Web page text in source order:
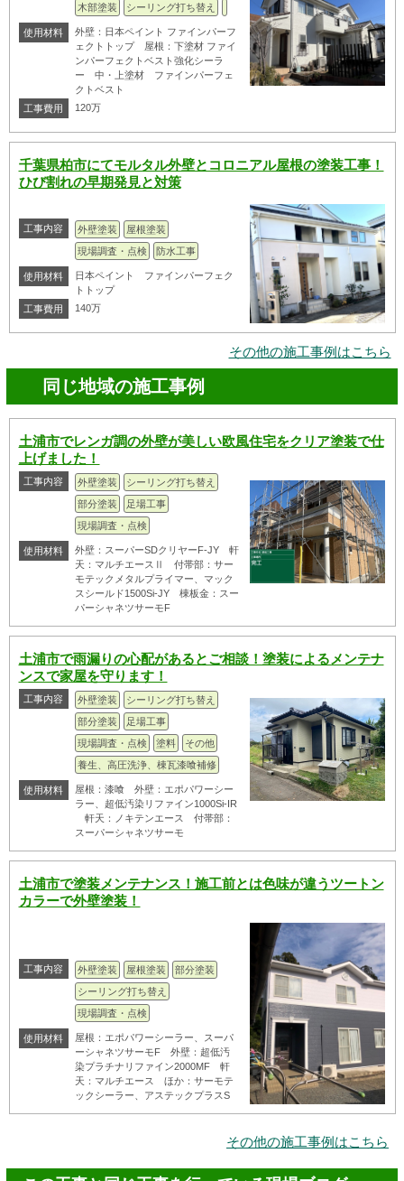
木部塗装
シーリング打ち替え
使用材料
外壁：日本ペイント ファインパーフ
ェクトトップ 屋根：下塗材 ファイ
ンパーフェクトベスト強化シーラ
ー 中・上塗材 ファインパーフェ
クトベスト
工事費用
120万
千葉県柏市にてモルタル外壁とコロニアル屋根の塗装工事！
ひび割れの早期発見と対策
工事内容 外壁塗装
屋根塗装
現場調査・点検
防水工事
使用材料
日本ペイント ファインパーフェク
トトップ
工事費用
140万
その他の施工事例はこちら
同じ地域の施工事例
土浦市でレンガ調の外壁が美しい欧風住宅をクリア塗装で仕
上げました！
工事内容 外壁塗装
シーリング打ち替え
部分塗装
足場工事
現場調査・点検
使用材料
外壁：スーパーSDクリヤーF-JY 軒
天：マルチエースⅡ 付帯部：サー
モテックメタルプライマー、マック
スシールド1500Si-JY 棟板金：スー
パーシャネツサーモF
土浦市で雨漏りの心配があるとご相談！塗装によるメンテナ
ンスで家屋を守ります！
工事内容 外壁塗装
シーリング打ち替え
部分塗装
足場工事
現場調査・点検
塗料
その他
養生、高圧洗浄、棟瓦漆喰補修
使用材料
屋根：漆喰 外壁：エポパワーシー
ラー、超低汚染リファイン1000Si-IR
軒天：ノキテンエース 付帯部：
スーパーシャネツサーモ
土浦市で塗装メンテナンス！施工前とは色味が違うツートン
カラーで外壁塗装！
工事内容 外壁塗装 屋根塗装
部分塗装
シーリング打ち替え
現場調査・点検
使用材料
屋根：エポパワーシーラー、スーパ
ーシャネツサーモF 外壁：超低汚
染プラチナリファイン2000MF 軒
天：マルチエース ほか：サーモテ
ックシーラー、アステックプラスS
その他の施工事例はこちら